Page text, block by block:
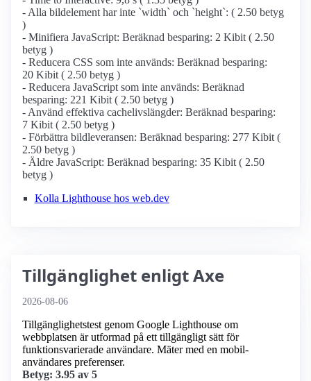
- Alla bildelement har inte `width` och `height`: ( 2.50 betyg
)
- Minifiera JavaScript: Beräknad besparing: 2 Kibit ( 2.50
betyg )
- Reducera CSS som inte används: Beräknad besparing:
20 Kibit ( 2.50 betyg )
- Reducera JavaScript som inte används: Beräknad
besparing: 221 Kibit ( 2.50 betyg )
- Använd effektiva cachelivslängder: Beräknad besparing:
7 Kibit ( 2.50 betyg )
- Förbättra bildleveransen: Beräknad besparing: 277 Kibit (
2.50 betyg )
- Äldre JavaScript: Beräknad besparing: 35 Kibit ( 2.50
betyg )
Kolla Lighthouse hos web.dev
Tillgänglighet enligt Axe
2026-08-06
Tillgänglighetstest genom Google Lighthouse om
webbplatsen är utformad på ett tillgängligt sätt för
funktionsvarierade användare. Mäter med en mobil­
användares preferenser.
Betyg: 3.95 av 5